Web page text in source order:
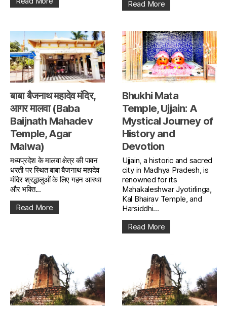
Read More
बाबा बैजनाथ महादेव मंदिर,
आगर मालवा (Baba
Baijnath Mahadev
Temple, Agar
Malwa)
मध्यप्रदेश के मालवा क्षेत्र की पावन
धरती पर स्थित बाबा बैजनाथ महादेव
मंदिर श्रद्धालुओं के लिए गहन आस्था
और भक्ति...
Read More
Bhukhi Mata
Temple, Ujjain: A
Mystical Journey of
History and
Devotion
Ujjain, a historic and sacred
city in Madhya Pradesh, is
renowned for its
Mahakaleshwar Jyotirlinga,
Kal Bhairav Temple, and
Harsiddhi...
Read More